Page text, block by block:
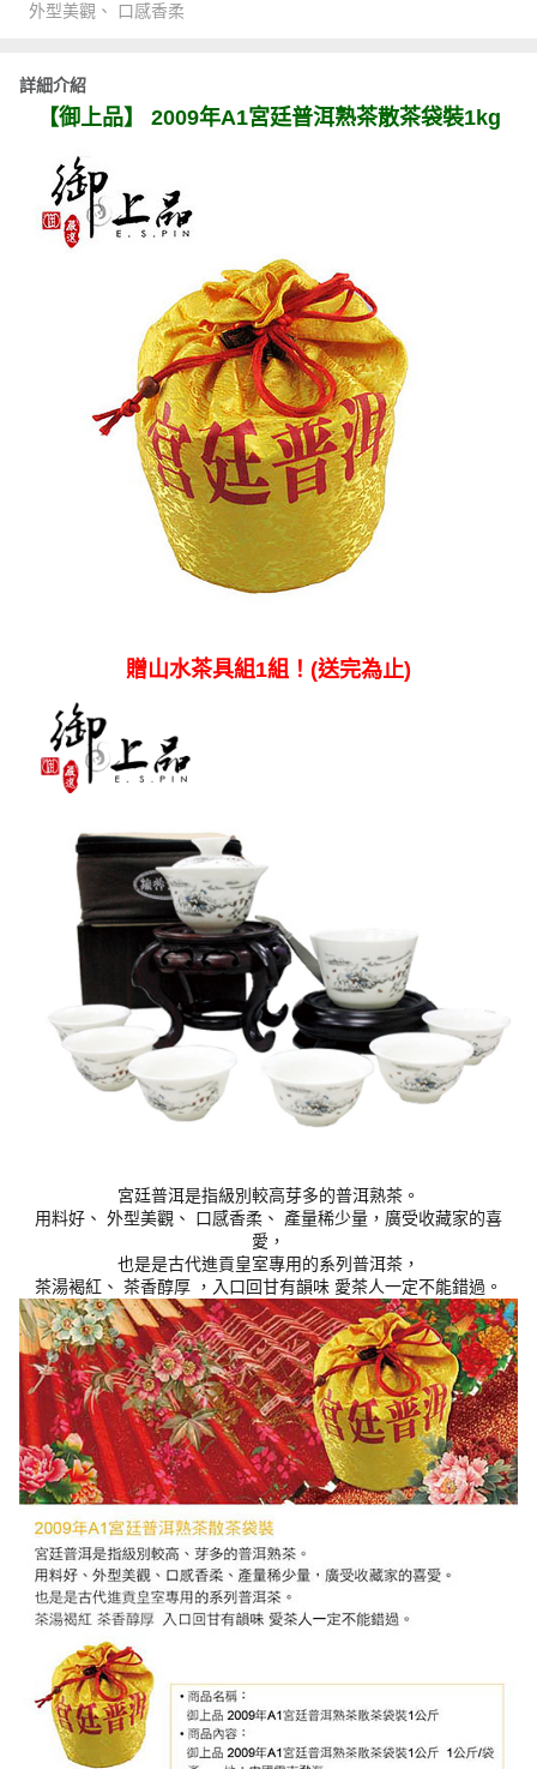
外型美觀、 口感香柔
詳細介紹
【御上品】 2009年A1宮廷普洱熟茶散茶袋裝1kg
贈山水茶具組1組！(送完為止)
宮廷普洱是指級別較高芽多的普洱熟茶。
用料好、 外型美觀、 口感香柔、 產量稀少量，廣受收藏家的喜
愛，
也是是古代進貢皇室專用的系列普洱茶，
茶湯褐紅、 茶香醇厚 ，入口回甘有韻味 愛茶人一定不能錯過。